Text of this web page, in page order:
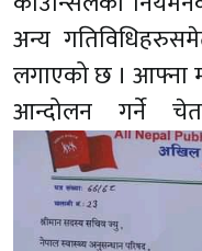
अन्य
लगाएको छ । आफ्ना
आन्दोलन गर्ने